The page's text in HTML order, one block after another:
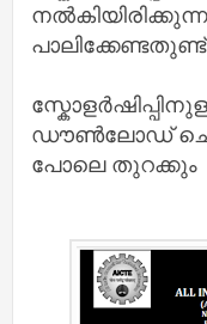
ഡൗൺലോഡ്
പോലെ തുറക്കും